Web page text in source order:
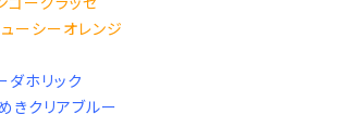
ーシーオレンジ
ホリック
きクリアブルー